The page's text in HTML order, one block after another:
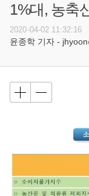
1%대, 농축
2020-04-02 11:32:16
윤종학 기자 -